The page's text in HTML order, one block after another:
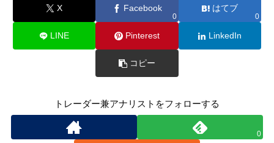
X Facebook
0
はてブ
0
LINE Pinterest LinkedIn
コピー
トレーダー兼アナリストをフォローする
0